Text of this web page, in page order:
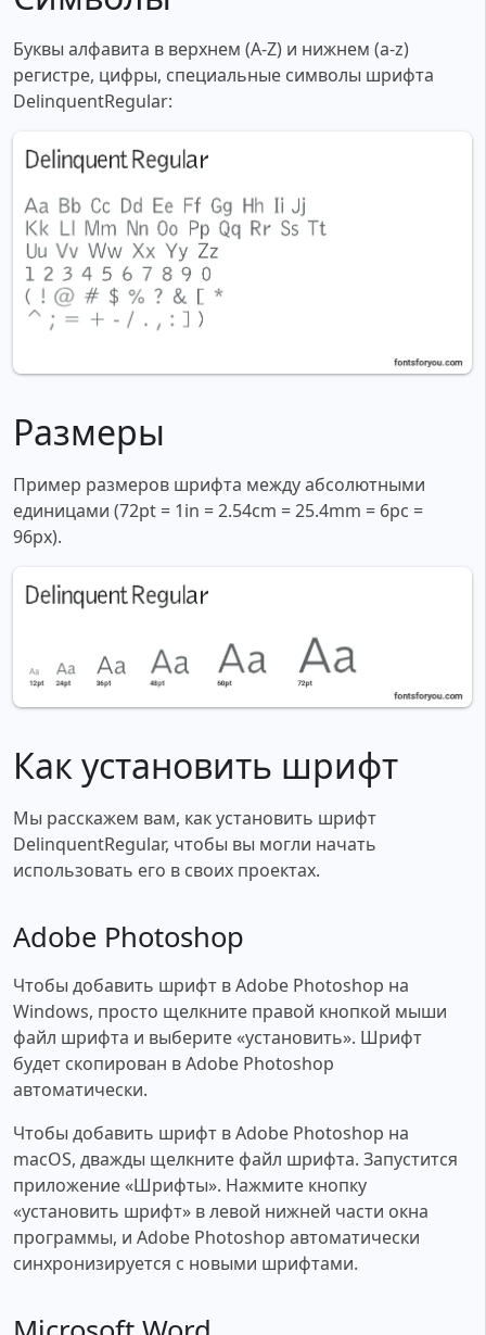
Буквы алфавита в верхнем (A-Z) и нижнем (a-z)
регистре, цифры, специальные символы шрифта
DelinquentRegular:
Размеры
Пример размеров шрифта между абсолютными
единицами (72pt = 1in = 2.54cm = 25.4mm = 6pc =
96px).
Как установить шрифт
Мы расскажем вам, как установить шрифт
DelinquentRegular, чтобы вы могли начать
использовать его в своих проектах.
Adobe Photoshop
Чтобы добавить шрифт в Adobe Photoshop на
Windows, просто щелкните правой кнопкой мыши
файл шрифта и выберите «установить». Шрифт
будет скопирован в Adobe Photoshop
автоматически.
Чтобы добавить шрифт в Adobe Photoshop на
macOS, дважды щелкните файл шрифта. Запустится
приложение «Шрифты». Нажмите кнопку
«установить шрифт» в левой нижней части окна
программы, и Adobe Photoshop автоматически
синхронизируется с новыми шрифтами.